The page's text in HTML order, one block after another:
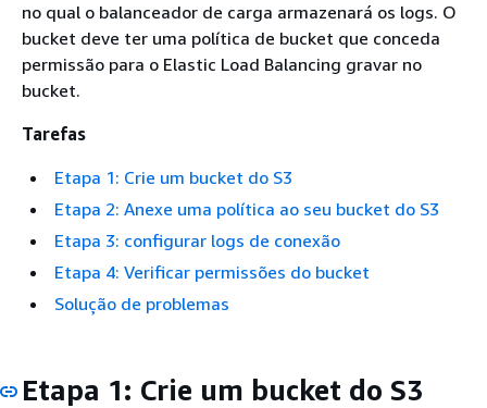
no qual o balanceador de carga armazenará os logs. O
bucket deve ter uma política de bucket que conceda
permissão para o Elastic Load Balancing gravar no
bucket.
Tarefas
Etapa 1: Crie um bucket do S3
Etapa 2: Anexe uma política ao seu bucket do S3
Etapa 3: configurar logs de conexão
Etapa 4: Verificar permissões do bucket
Solução de problemas
Etapa 1: Crie um bucket do S3